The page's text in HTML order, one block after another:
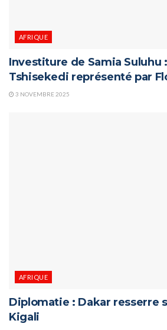
AFRIQUE
Investiture de Samia Suluhu
Tshisekedi représenté par
3 NOVEMBRE 2025
AFRIQUE
Diplomatie : Dakar resserre
Kigali